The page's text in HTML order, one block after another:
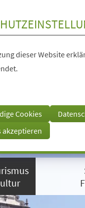
dieser Website
Cookies
akzeptieren